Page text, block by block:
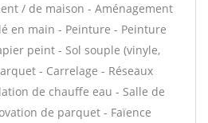
/ de maison - Aménagement
en main - Peinture - Peinture
peint - Sol souple (vinyle,
- Carrelage - Réseaux
de chauffe eau - Salle de
de parquet - Faïence